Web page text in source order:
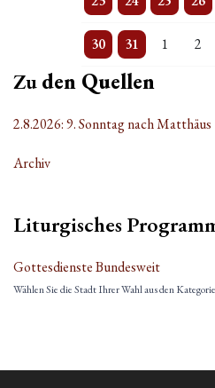
30
3 Veranstaltungen
31
Einzelne Veranstaltung
1
Einzelne2
Zuden Quellen
2.8.2026: 9. Sonntag nach Matthäus
Archiv
Liturgisches
Gottesdienste Bundesweit
Wählen Sie die Stadt Ihrer Wahl aus den